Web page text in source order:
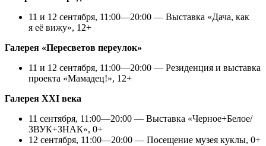
11 и 12 сентября, 11:00—20:00 — Выставка «Дача, как
я её вижу», 12+
Галерея «Пересветов переулок»
11 и 12 сентября, 11:00—20:00 — Резиденция и выставка
проекта «Мамадец!», 12+
Галерея XXI века
11 сентября, 11:00—20:00 — Выставка «Черное+Белое/
ЗВУК+ЗНАК», 0+
12 сентября, 11:00—20:00 — Посещение музея куклы, 0+